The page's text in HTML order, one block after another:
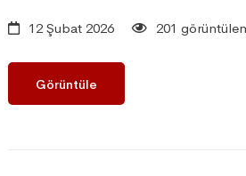
12 Şubat 2026 201
Görüntüle